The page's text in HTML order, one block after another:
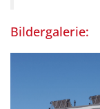
Bildergalerie: